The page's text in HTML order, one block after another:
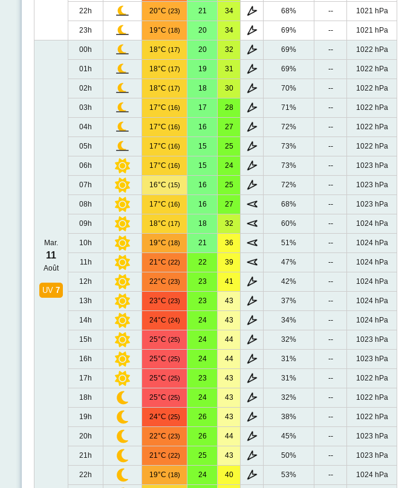
22h 20°C (23) 21 34 68% -- 1021 hPa
23h 19°C (18) 20 34 69% -- 1021 hPa
Mar.
11
Août
UV 7
00h 18°C (17) 20 32 69% -- 1022 hPa
01h 18°C (17) 19 31 69% -- 1022 hPa
02h 18°C (17) 18 30 70% -- 1022 hPa
03h 17°C (16) 17 28 71% -- 1022 hPa
04h 17°C (16) 16 27 72% -- 1022 hPa
05h 17°C (16) 15 25 73% -- 1022 hPa
06h 17°C (16) 15 24 73% -- 1023 hPa
07h 16°C (15) 16 25 72% -- 1023 hPa
08h 17°C (16) 16 27 68% -- 1023 hPa
09h 18°C (17) 18 32 60% -- 1024 hPa
10h 19°C (18) 21 36 51% -- 1024 hPa
11h 21°C (22) 22 39 47% -- 1024 hPa
12h 22°C (23) 23 41 42% -- 1024 hPa
13h 23°C (23) 23 43 37% -- 1024 hPa
14h 24°C (24) 24 43 34% -- 1024 hPa
15h 25°C (25) 24 44 32% -- 1023 hPa
16h 25°C (25) 24 44 31% -- 1023 hPa
17h 25°C (25) 23 43 31% -- 1022 hPa
18h 25°C (25) 24 43 32% -- 1022 hPa
19h 24°C (25) 26 43 38% -- 1022 hPa
20h 22°C (23) 26 44 45% -- 1023 hPa
21h 21°C (22) 25 43 50% -- 1023 hPa
22h 19°C (18) 24 40 53% -- 1024 hPa